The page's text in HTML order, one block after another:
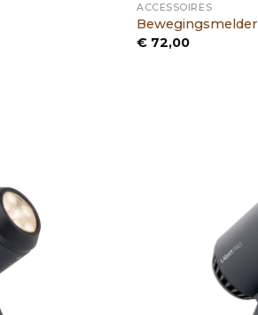
ACCESSOIRES
Bewegingsmelder
€ 72,00